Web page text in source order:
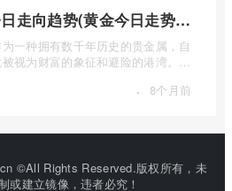
黄金今日走向趋势(黄金今日走势分析建议)
为一种拥有数千年历史的贵金属，自
视为财富的象征和避险的港湾。在
· 8个月前
©All Rights Reserved.版权所有，未
或建立镜像，违者必究！